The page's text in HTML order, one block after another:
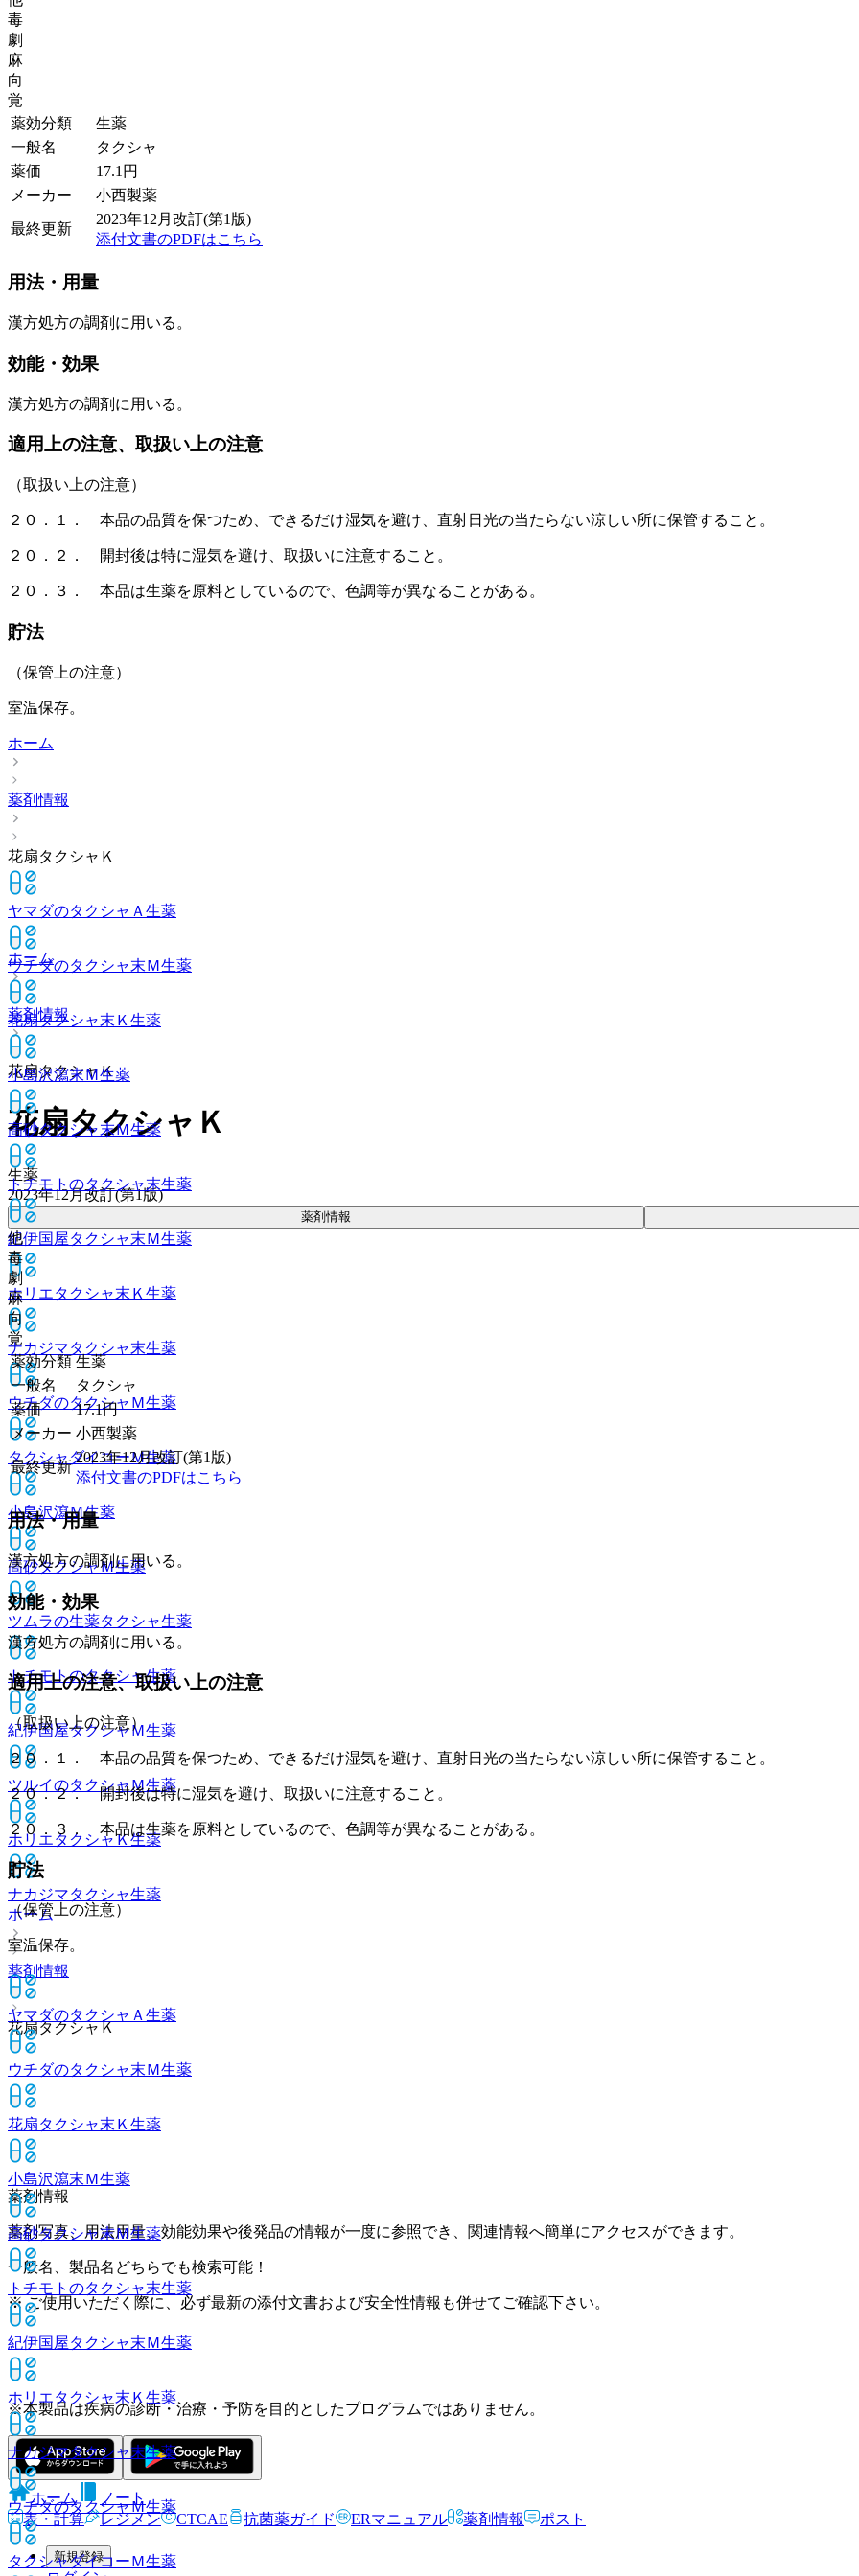
毒
劇
麻
向
覚
薬効分類
生薬
一般名
タクシャ
薬価
17.1 円
メーカー
小西製薬
最終更新
2023年12月改訂(第1版)
添付文書のPDFはこちら
用法・用量
漢方処方の調剤に用いる。
効能・効果
漢方処方の調剤に用いる。
適用上の注意、取扱い上の注意
（取扱い上の注意）
２０．１． 本品の品質を保つため、できるだけ湿気を避け、直射日光の当たらない涼しい所に保管すること。
２０．２． 開封後は特に湿気を避け、取扱いに注意すること。
２０．３． 本品は生薬を原料としているので、色調等が異なることがある。
貯法
（保管上の注意）
室温保存。
ホーム
薬剤情報
花扇タクシャＫ
ヤマダのタクシャＡ 生薬
ウチダのタクシャ末Ｍ生薬
花扇タクシャ末Ｋ 生薬
小島沢瀉末Ｍ生薬
高砂タクシャ末Ｍ生薬
トチモトのタクシャ末生薬
紀伊国屋タクシャ末Ｍ生薬
ホリエタクシャ末Ｋ 生薬
ナカジマタクシャ末生薬
ウチダのタクシャＭ生薬
タクシャダイコーＭ生薬
小島沢瀉Ｍ生薬
高砂タクシャＭ生薬
ツムラの生薬タクシャ生薬
トチモトのタクシャ生薬
紀伊国屋タクシャＭ生薬
ツルイのタクシャＭ生薬
ホリエタクシャＫ生薬
ナカジマタクシャ生薬
ホーム
薬剤情報
花扇タクシャＫ
ホーム
薬剤情報
花扇タクシャＫ
花扇タクシャＫ
生薬
2023年12月改訂(第1版)
薬剤情報
他
毒
劇
麻
向
覚
薬効分類 生薬
一般名
タクシャ
薬価
17.1円
メーカー 小西製薬
最終更新
2023年12月改訂(第1版)
添付文書のPDFはこちら
用法・用量
漢方処方の調剤に用いる。
効能・効果
漢方処方の調剤に用いる。
適用上の注意、取扱い上の注意
（取扱い上の注意）
２０．１． 本品の品質を保つため、できるだけ湿気を避け、直射日光の当たらない涼しい所に保管すること。
２０．２． 開封後は特に湿気を避け、取扱いに注意すること。
２０．３． 本品は生薬を原料としているので、色調等が異なることがある。
貯法
（保管上の注意）
室温保存。
ヤマダのタクシャＡ 生薬
ウチダのタクシャ末Ｍ生薬
花扇タクシャ末Ｋ 生薬
小島沢瀉末Ｍ生薬
高砂タクシャ末Ｍ生薬
トチモトのタクシャ末生薬
紀伊国屋タクシャ末Ｍ生薬
ホリエタクシャ末Ｋ 生薬
ナカジマタクシャ末生薬
ウチダのタクシャＭ生薬
タクシャダイコーＭ生薬
薬剤情報
薬剤写真、用法用量、効能効果や後発品の情報が一度に参照でき、関連情報へ簡単にアクセスができます。
一般名、製品名どちらでも検索可能！
※ ご使用いただく際に、必ず最新の添付文書および安全性情報も併せてご確認下さい。
※本製品は疾病の診断・治療・予防を目的としたプログラムではありません。
ホーム
ノート
表・計算
レジメン CTCAE 抗菌薬ガイド ERマニュアル 薬剤情報 ポスト
新規登録